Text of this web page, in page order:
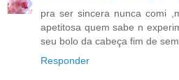
pra ser sincera nunca comi
apetitosa quem sabe n
seu bolo da cabeça fim de
Responder